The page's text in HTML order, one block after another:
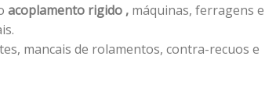
acoplamento rigido , máquinas, ferragens e
mancais de rolamentos, contra-recuos e